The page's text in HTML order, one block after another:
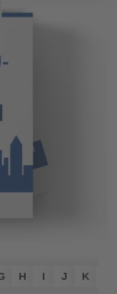
9 IDEEN, DIE
steckt?
Tipps.
mehr erfahren
H I J K